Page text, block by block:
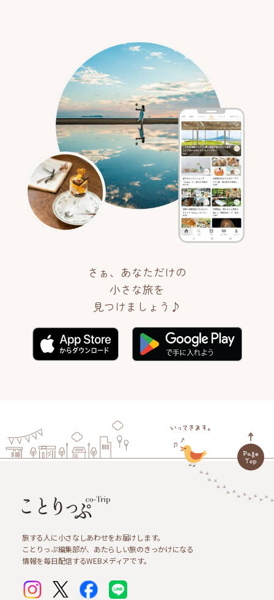
さぁ、あなただけの
小さな旅を
見つけましょう♪
旅する人に小さなしあわせをお届けします。
ことりっぷ編集部が、あたらしい旅のきっかけになる
情報を毎日配信するWEBメディアです。